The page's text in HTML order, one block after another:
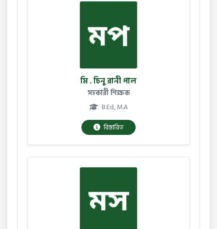
মি . চিনু রানী পাল
সহকারী শিক্ষক
B.Ed, M.A
বিস্তারিত